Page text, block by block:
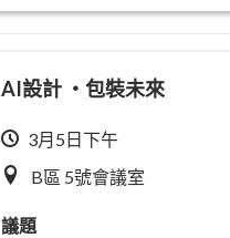
AI設計 ‧包裝未來
3月5日下午
B區 5號會議室
議題